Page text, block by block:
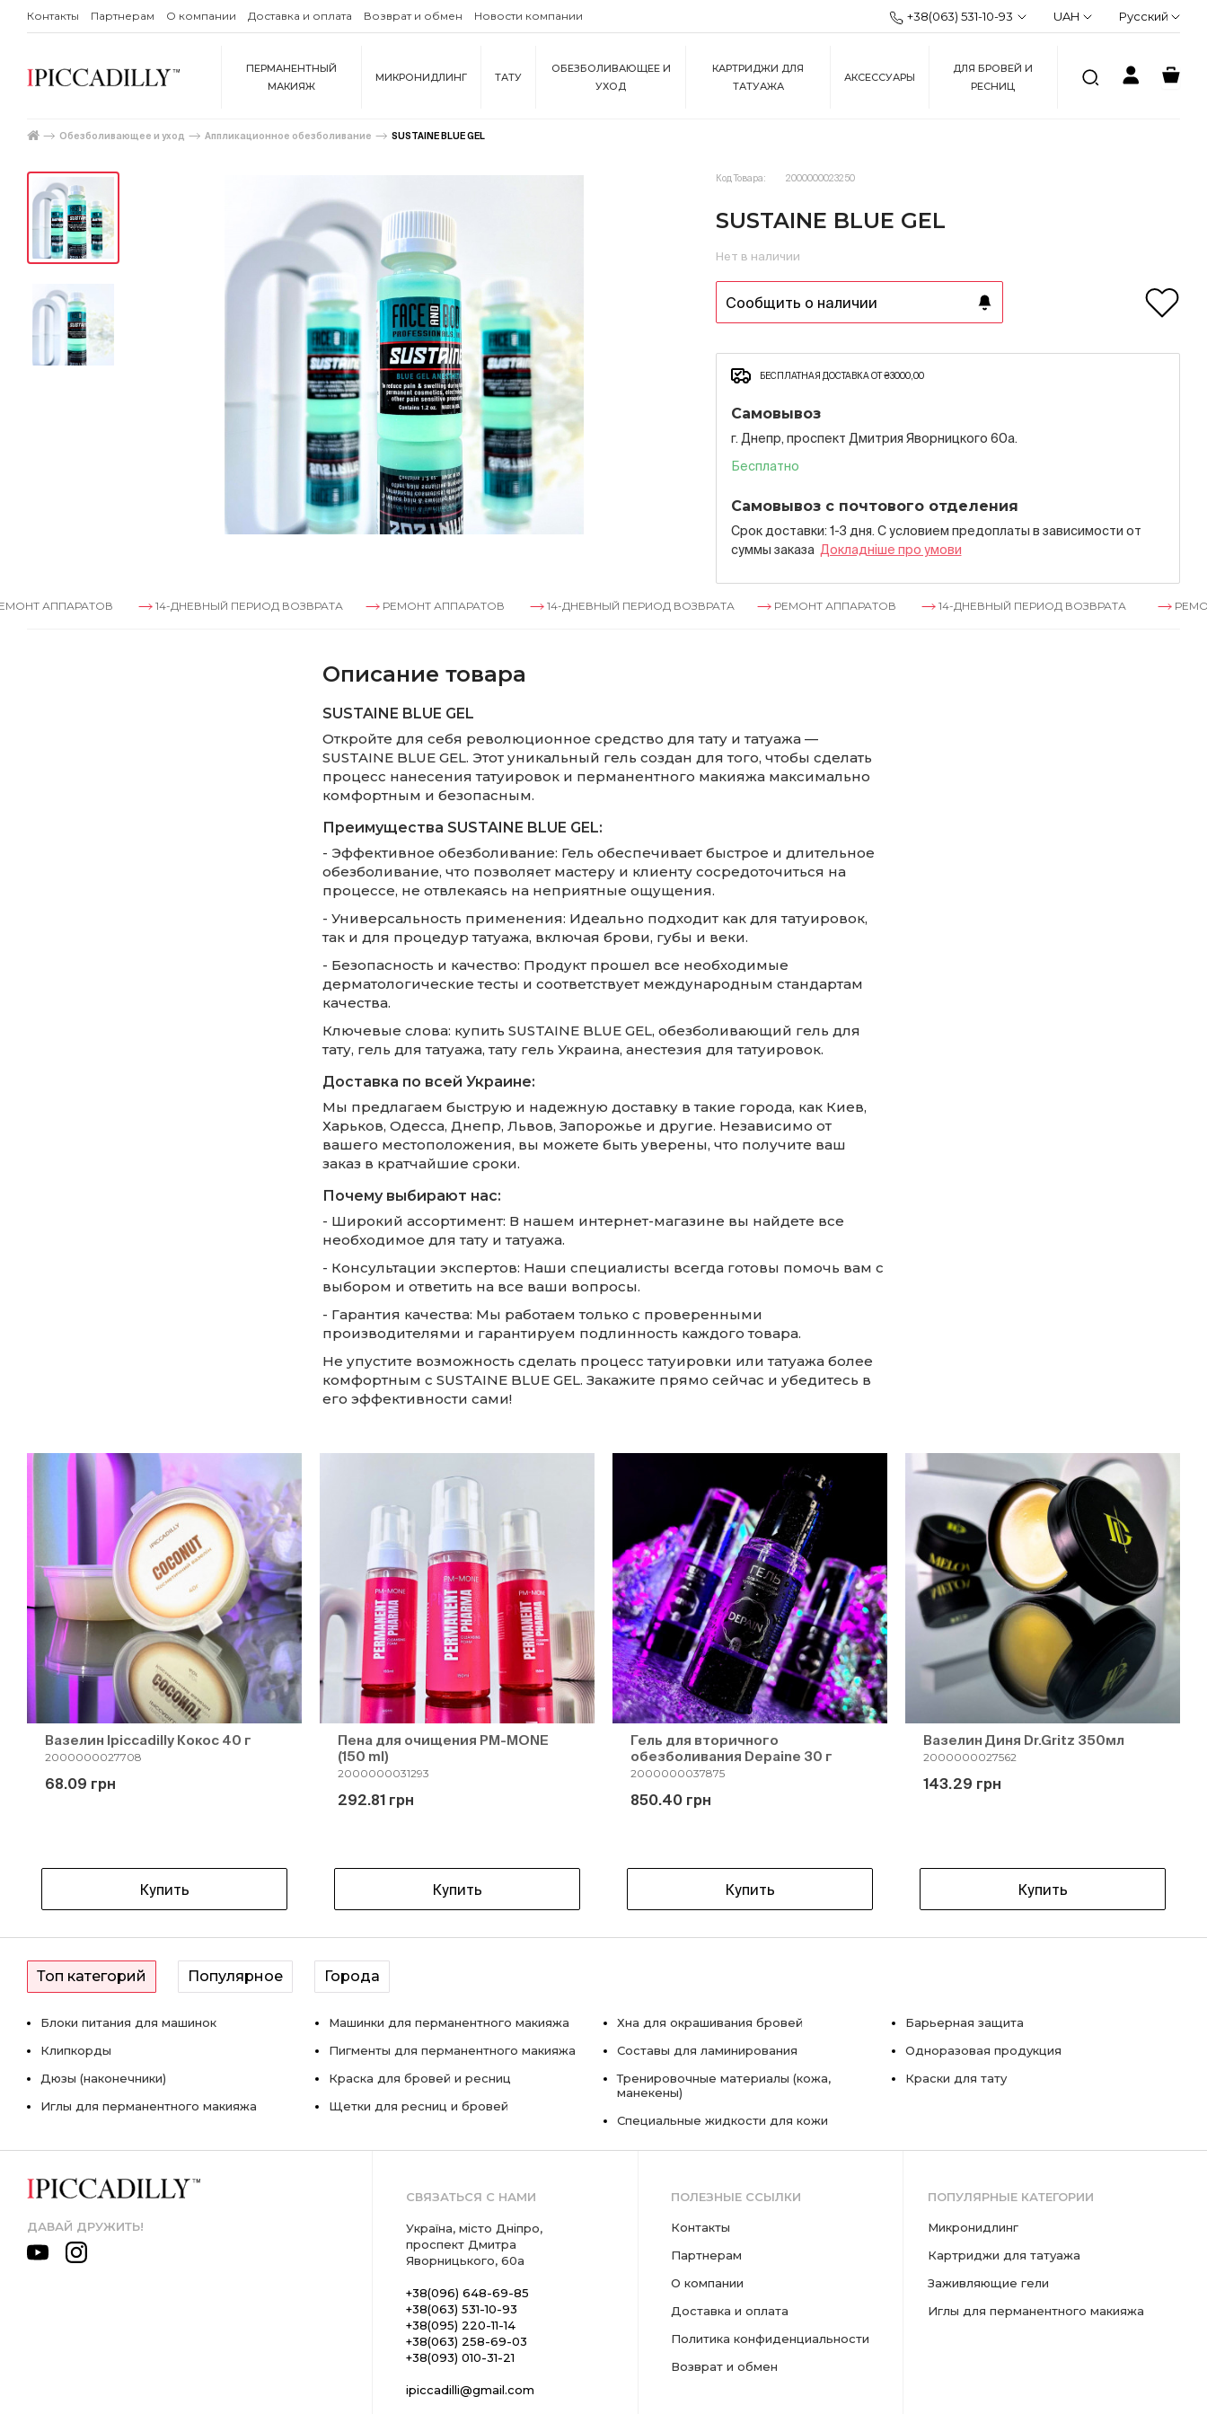
Контакты Партнерам О компании Доставка и оплата Возврат и обмен Новости компании +38(063) 531-10-93 UAH Русский
ПЕРМАНЕНТНЫЙ
МАКИЯЖ
МИКРОНИДЛИНГ ТАТУ
ОБЕЗБОЛИВАЮЩЕЕ И
УХОД
КАРТРИДЖИ ДЛЯ
ТАТУАЖА
АКСЕССУАРЫ
ДЛЯ БРОВЕЙ И
РЕСНИЦ
Обезболивающее и уход Аппликационное обезболивание SUSTAINE BLUE GEL
Код Товара: 2000000023250
SUSTAINE BLUE GEL
Нет в наличии
Сообщить о наличии
БЕСПЛАТНАЯ ДОСТАВКА ОТ ₴3000,00
Самовывоз
г. Днепр, проспект Дмитрия Яворницкого 60а.
Бесплатно
Самовывоз с почтового отделения
Срок доставки: 1-3 дня. С условием предоплаты в зависимости от
суммы заказа Докладнiше про умови
14-ДНЕВНЫЙ ПЕРИОД ВОЗВРАТА РЕМОНТ АППАРАТОВ 14-ДНЕВНЫЙ ПЕРИОД ВОЗВРАТА РЕМОНТ АППАРАТОВ 14-ДНЕВНЫЙ ПЕРИОД ВОЗВРАТА РЕМОНТ
Описание товара
SUSTAINE BLUE GEL
Откройте для себя революционное средство для тату и татуажа —
SUSTAINE BLUE GEL. Этот уникальный гель создан для того, чтобы сделать
процесс нанесения татуировок и перманентного макияжа максимально
комфортным и безопасным.
Преимущества SUSTAINE BLUE GEL:
- Эффективное обезболивание: Гель обеспечивает быстрое и длительное
обезболивание, что позволяет мастеру и клиенту сосредоточиться на
процессе, не отвлекаясь на неприятные ощущения.
- Универсальность применения: Идеально подходит как для татуировок,
так и для процедур татуажа, включая брови, губы и веки.
- Безопасность и качество: Продукт прошел все необходимые
дерматологические тесты и соответствует международным стандартам
качества.
Ключевые слова: купить SUSTAINE BLUE GEL, обезболивающий гель для
тату, гель для татуажа, тату гель Украина, анестезия для татуировок.
Доставка по всей Украине:
Мы предлагаем быструю и надежную доставку в такие города, как Киев,
Харьков, Одесса, Днепр, Львов, Запорожье и другие. Независимо от
вашего местоположения, вы можете быть уверены, что получите ваш
заказ в кратчайшие сроки.
Почему выбирают нас:
- Широкий ассортимент: В нашем интернет-магазине вы найдете все
необходимое для тату и татуажа.
- Консультации экспертов: Наши специалисты всегда готовы помочь вам с
выбором и ответить на все ваши вопросы.
- Гарантия качества: Мы работаем только с проверенными
производителями и гарантируем подлинность каждого товара.
Не упустите возможность сделать процесс татуировки или татуажа более
комфортным с SUSTAINE BLUE GEL. Закажите прямо сейчас и убедитесь в
его эффективности сами!
Вазелин Ipiccadilly Кокос 40 г
2000000027708
68.09 грн
Купить
Пена для очищения PM-MONE
(150 ml)
2000000031293
292.81 грн
Купить
Гель для вторичного
обезболивания Depaine 30 г
2000000037875
850.40 грн
Купить
Вазелин Диня Dr.Gritz 350мл
2000000027562
143.29 грн
Купить
Топ категорий Популярное Города
Блоки питания для машинок
Клипкорды
Дюзы (наконечники)
Иглы для перманентного макияжа
Машинки для перманентного макияжа
Пигменты для перманентного макияжа
Краска для бровей и ресниц
Щетки для ресниц и бровей
Хна для окрашивания бровей
Составы для ламинирования
Тренировочные материалы (кожа,
манекены)
Специальные жидкости для кожи
Барьерная защита
Одноразовая продукция
Краски для тату
ДАВАЙ ДРУЖИТЬ!
СВЯЗАТЬСЯ С НАМИ
Україна, місто Дніпро,
проспект Дмитра
Яворницького, 60а
+38(096) 648-69-85
+38(063) 531-10-93
+38(095) 220-11-14
+38(063) 258-69-03
+38(093) 010-31-21
ipiccadilli@gmail.com
ПОЛЕЗНЫЕ ССЫЛКИ
Контакты
Партнерам
О компании
Доставка и оплата
Политика конфиденциальности
Возврат и обмен
ПОПУЛЯРНЫЕ КАТЕГОРИИ
микронидлинг
картриджи для татуажа
заживляющие гели
иглы для перманентного макияжа